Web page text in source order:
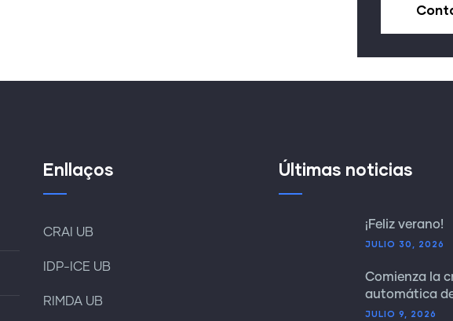
Enllaços
CRAI UB
IDP-ICE UB
RIMDA UB
Últimas noticias
¡Feliz verano!
JULIO 30, 2026
Comienza la
automática
JULIO 9, 2026